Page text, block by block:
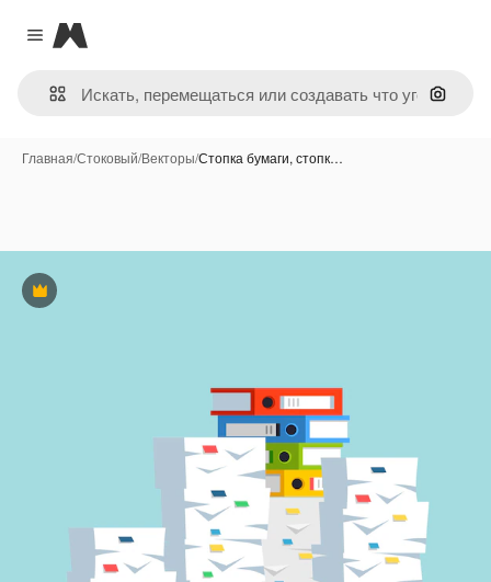
Close menu
Magnific
Поиск
Главная/Стоковый/Векторы/Стопка бумаги, стопк…
Премиум